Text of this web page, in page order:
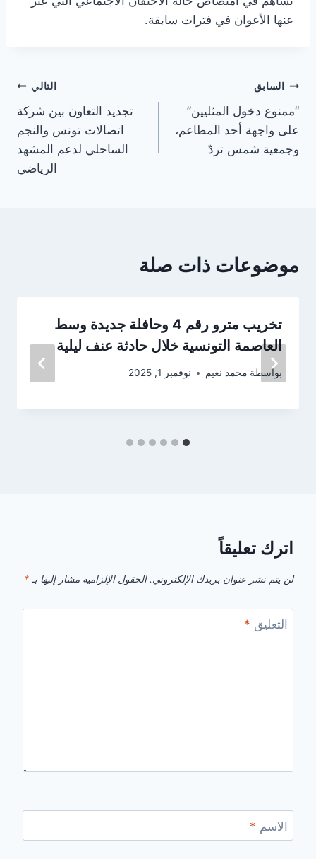
عنها الأعوان في فترات سابقة.
تصفّح
المقالات
السابق
“ممنوع دخول المثليين”
على واجهة أحد المطاعم،
وجمعية شمس تردّ
التالي
تجديد التعاون بين شركة
اتصالات تونس والنجم
الساحلي لدعم المشهد
الرياضي
موضوعات ذات صلة
تخريب مترو رقم 4 وحافلة جديدة وسط
العاصمة التونسية خلال حادثة عنف ليلية
بواسطة محمد نعيم نوفمبر 1, 2025
اترك تعليقاً
لن يتم نشر عنوان بريدك الإلكتروني. الحقول الإلزامية مشار إليها بـ *
التعليق *
الاسم *